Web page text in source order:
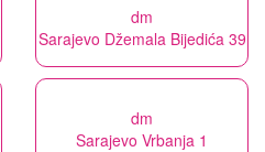
dm
Sarajevo Džemala Bijedića 39
dm
Sarajevo Vrbanja 1